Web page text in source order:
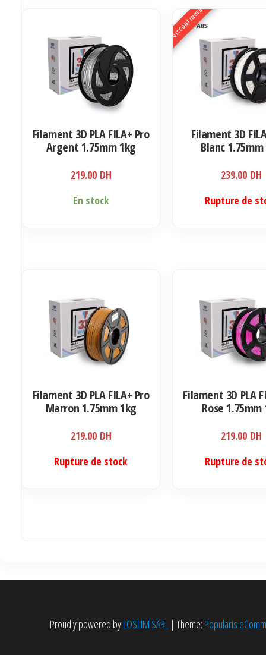
Filament 3D PLA FILA+ Pro
Argent 1.75mm 1kg
219.00 DH
En stock
DISCONTINUED
Filament 3D
Blanc
239.00 DH
Rupture de
Filament 3D PLA FILA+ Pro
Marron 1.75mm 1kg
219.00 DH
Rupture de stock
Filament 3D PLA
Rose 1.75mm
219.00 DH
Rupture de
Proudly powered byLOSLIM SARL | Theme: Popularis